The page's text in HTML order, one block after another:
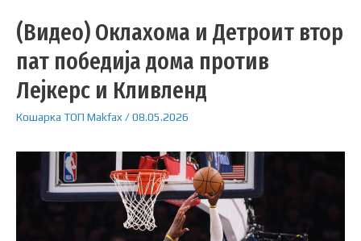
(Видео) Оклахома и Детроит втор
пат победија дома против
Лејкерс и Кливленд
Кошарка ТОП Makfax/08.05.2026